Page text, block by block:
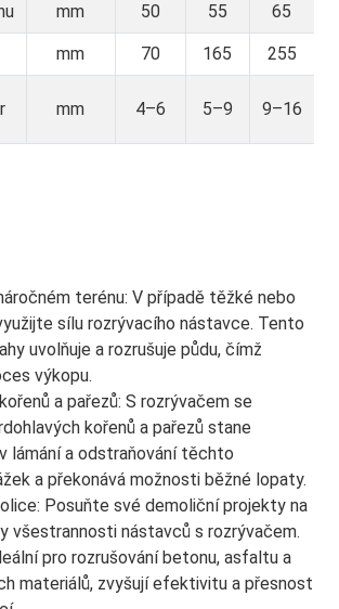
mm 50 55 65
mm 70 165 255
mm 4–6 5–9 9–16
terénu: V případě těžké nebo
sílu rozrývacího nástavce. Tento
uvolňuje a rozrušuje půdu, čímž
výkopu.
a pařezů: S rozrývačem se
kořenů a pařezů stane
lámání a odstraňování těchto
a překonává možnosti běžné lopaty.
Posuňte své demoliční projekty na
všestrannosti nástavců s rozrývačem.
pro rozrušování betonu, asfaltu a
materiálů, zvyšují efektivitu a přesnost